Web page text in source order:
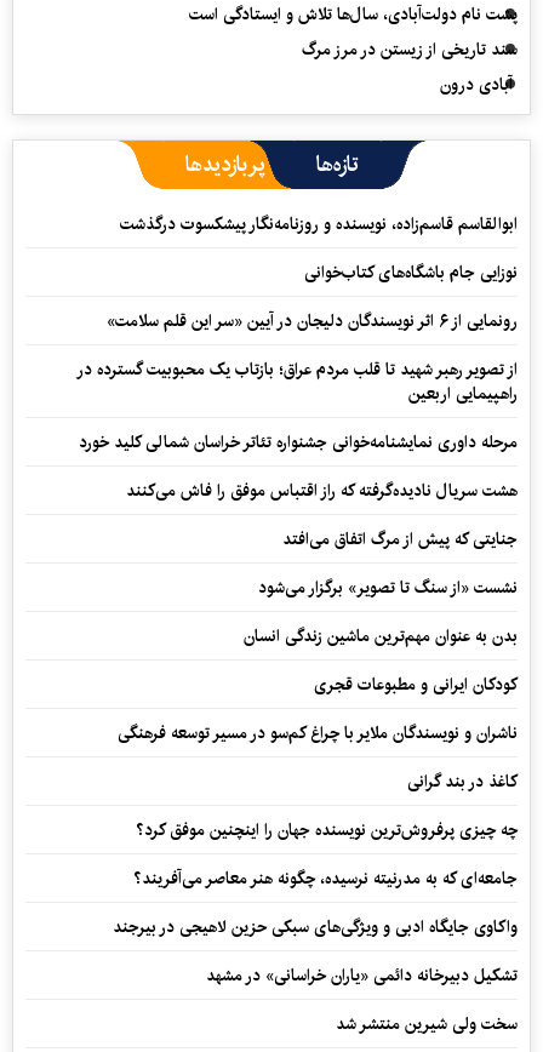
پشت نام دولت‌آبادی، سال‌ها تلاش و ایستادگی است
سند تاریخی از زیستن در مرز مرگ
آبادی درون
تازه‌ها پربازدیدها
ابوالقاسم قاسم‌زاده، نویسنده و روزنامه‌نگار پیشکسوت درگذشت
نوزایی جام باشگاه‌های کتاب‌خوانی
رونمایی از ۶ اثر نویسندگان دلیجان در آیین «سر این قلم سلامت»
از تصویر رهبر شهید تا قلب مردم عراق؛ بازتاب یک محبوبیت گسترده در
راهپیمایی اربعین
مرحله داوری نمایشنامه‌خوانی جشنواره تئاتر خراسان شمالی کلید خورد
هشت سریال نادیده‌گرفته که راز اقتباس موفق را فاش می‌کنند
جنایتی که پیش از مرگ اتفاق می‌افتد
نشست «از سنگ تا تصویر» برگزار می‌شود
بدن به عنوان مهم‌ترین ماشین زندگی انسان
کودکان ایرانی و مطبوعات قجری
ناشران و نویسندگان ملایر با چراغ کم‌سو در مسیر توسعه فرهنگی
کاغذ در بند گرانی
چه چیزی پرفروش‌ترین نویسنده جهان را اینچنین موفق کرد؟
جامعه‌ای که به مدرنیته نرسیده، چگونه هنر معاصر می‌آفریند؟
واکاوی جایگاه ادبی و ویژگی‌های سبکی حزین لاهیجی در بیرجند
تشکیل دبیرخانه دائمی «یاران خراسانی» در مشهد
سخت ولی شیرین منتشر شد